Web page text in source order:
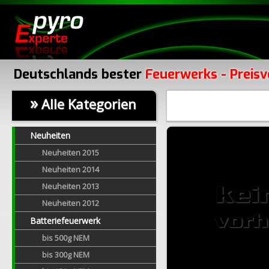
Deutschlands bester Feuerwerks -
»Alle Kategorien
Neuheiten
Neuheiten 2015
Neuheiten 2014
Neuheiten 2013
Neuheiten 2012
Batteriefeuerwerk
bis 500g NEM
bis 300g NEM